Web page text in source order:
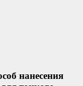
нанесения